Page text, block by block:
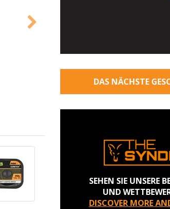
DAS NÄCHSTE
SEHEN SIE UNSERE
UND
DISCOVER MORE